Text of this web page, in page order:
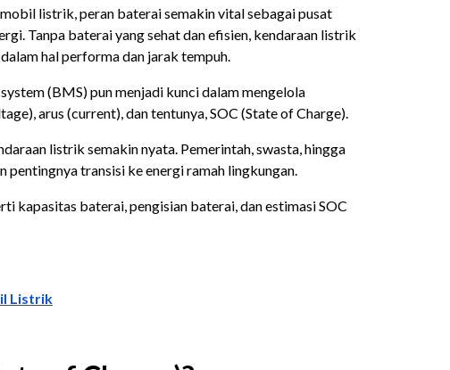
listrik, peran baterai semakin vital sebagai pusat
Tanpa baterai yang sehat dan efisien, kendaraan listrik
hal performa dan jarak tempuh.
(BMS) pun menjadi kunci dalam mengelola
arus (current), dan tentunya, SOC (State of Charge).
listrik semakin nyata. Pemerintah, swasta, hingga
pentingnya transisi ke energi ramah lingkungan.
kapasitas baterai, pengisian baterai, dan estimasi SOC
Listrik